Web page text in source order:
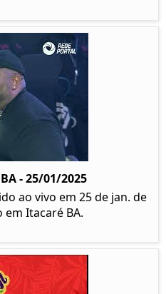
- 25/01/2025
ao vivo em 25 de jan. de
em Itacaré BA.